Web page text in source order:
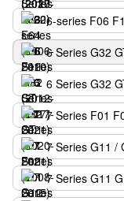
6-series F06
6 Series G32
6 Series G32
7 Series F01
7 Series G11 /
7 Series G11